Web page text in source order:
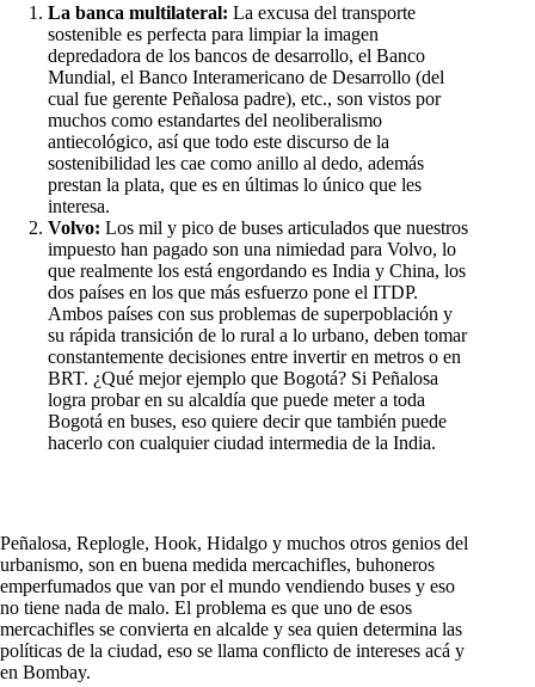
La banca multilateral: La excusa del transporte
sostenible es perfecta para limpiar la imagen
depredadora de los bancos de desarrollo, el Banco
Mundial, el Banco Interamericano de Desarrollo (del
cual fue gerente Peñalosa padre), etc., son vistos por
muchos como estandartes del neoliberalismo
antiecológico, así que todo este discurso de la
sostenibilidad les cae como anillo al dedo, además
prestan la plata, que es en últimas lo único que les
interesa.
Volvo: Los mil y pico de buses articulados que nuestros
impuesto han pagado son una nimiedad para Volvo, lo
que realmente los está engordando es India y China, los
dos países en los que más esfuerzo pone el ITDP.
Ambos países con sus problemas de superpoblación y
su rápida transición de lo rural a lo urbano, deben tomar
constantemente decisiones entre invertir en metros o en
BRT. ¿Qué mejor ejemplo que Bogotá? Si Peñalosa
logra probar en su alcaldía que puede meter a toda
Bogotá en buses, eso quiere decir que también puede
hacerlo con cualquier ciudad intermedia de la India.
Peñalosa, Replogle, Hook, Hidalgo y muchos otros genios del
urbanismo, son en buena medida mercachifles, buhoneros
emperfumados que van por el mundo vendiendo buses y eso
no tiene nada de malo. El problema es que uno de esos
mercachifles se convierta en alcalde y sea quien determina las
políticas de la ciudad, eso se llama conflicto de intereses acá y
en Bombay.